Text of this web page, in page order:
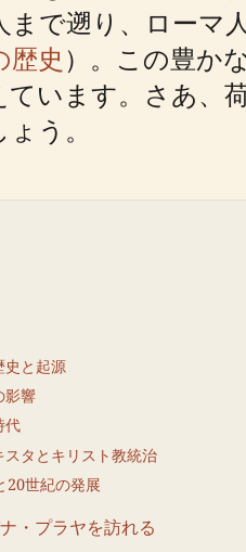
まで遡り、ローマ
歴史 ）。この豊か
ています。さあ、
う。
史と起源
影響
代
スタとキリスト教統治
20世紀の発展
・プラヤを訪れる